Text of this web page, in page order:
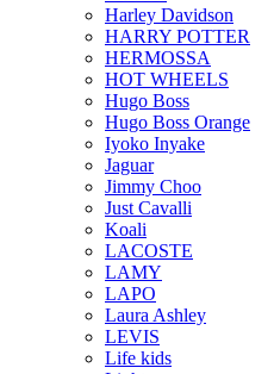
Harley Davidson
HARRY POTTER
HERMOSSA
HOT WHEELS
Hugo Boss
Hugo Boss Orange
Iyoko Inyake
Jaguar
Jimmy Choo
Just Cavalli
Koali
LACOSTE
LAMY
LAPO
Laura Ashley
LEVIS
Life kids